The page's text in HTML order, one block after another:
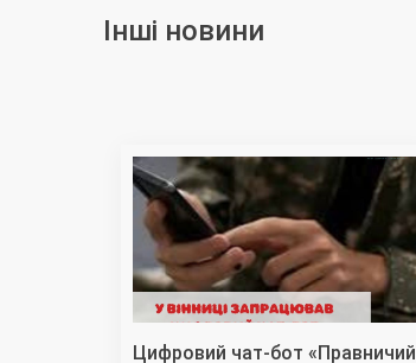
Інші новини
Цифровий чат-бот «Правничий